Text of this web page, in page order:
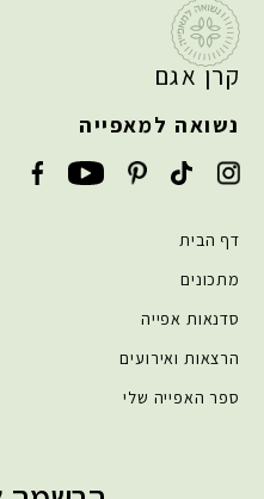
קרן אגם
נשואה למאפייה
דף הבית
מתכונים
סדנאות אפייה
הרצאות ואירועים
ספר האפייה שלי